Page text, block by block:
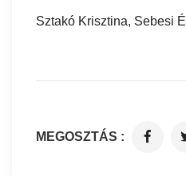
Sztakó Krisztina, Sebesi
MEGOSZTÁS :